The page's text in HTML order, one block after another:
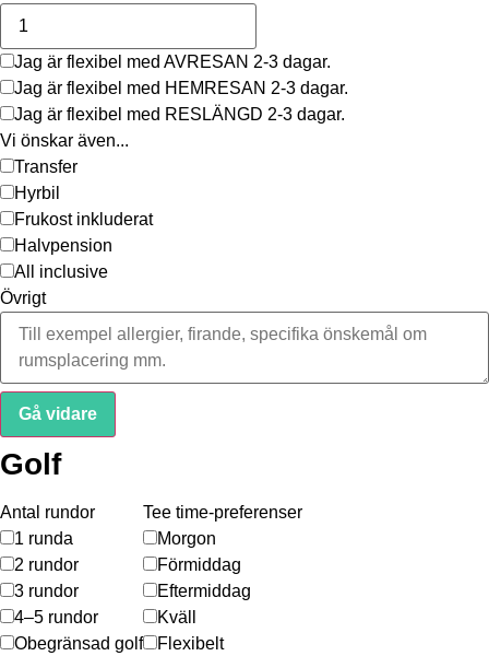
Jag är flexibel med AVRESAN 2-3 dagar.
Jag är flexibel med HEMRESAN 2-3 dagar.
Jag är flexibel med RESLÄNGD 2-3 dagar.
Vi önskar även...
Transfer
Hyrbil
Frukost inkluderat
Halvpension
All inclusive
Övrigt
Gå vidare
Golf
Antal rundor
1 runda
2 rundor
3 rundor
4–5 rundor
Obegränsad golf
Tee time-preferenser
Morgon
Förmiddag
Eftermiddag
Kväll
Flexibelt